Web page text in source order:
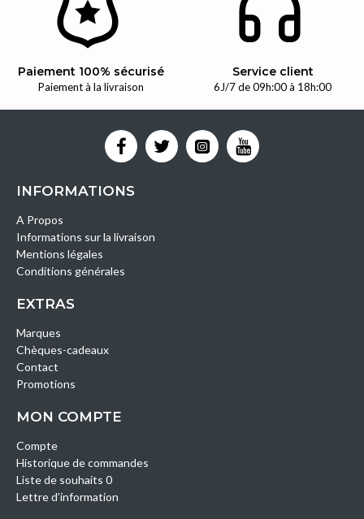
Paiement 100% sécurisé
Paiement à la livraison
Service client
6J/7 de 09h:00 à 18h:00
INFORMATIONS
A Propos
Informations sur la livraison
Mentions légales
Conditions générales
EXTRAS
Marques
Chèques-cadeaux
Contact
Promotions
MON COMPTE
Compte
Historique de commandes
Liste de souhaits 0
Lettre d’information